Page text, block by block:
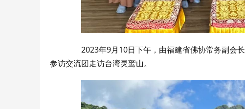
2023年9月10日下午，由福建省佛协常务副会
参访交流团走访台湾灵鹫山。